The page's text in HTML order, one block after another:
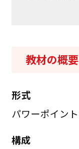
教材の概要
形式
パワーポイン
構成